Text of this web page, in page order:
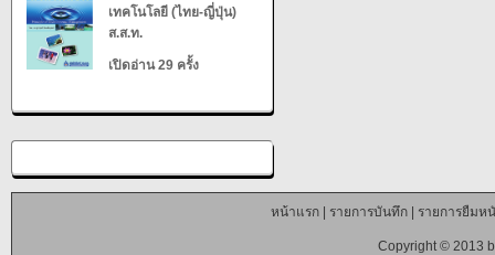
เทคโนโลยี (ไทย-ญี่ปุ่น)
ส.ส.ท.
เปิดอ่าน 29 ครั้ง
หน้าแรก| รายการบันทึก| รายการยืมห
Copyright © 2013